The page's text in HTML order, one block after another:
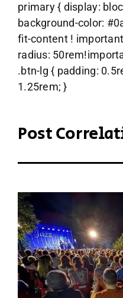
primary { display:
background-color:
fit-content !
radius:
.btn-lg { padding:
1.25rem; }
Post